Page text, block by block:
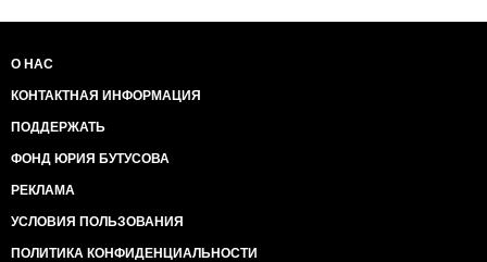
О НАС
КОНТАКТНАЯ ИНФОРМАЦИЯ
ПОДДЕРЖАТЬ
ФОНД ЮРИЯ БУТУСОВА
РЕКЛАМА
УСЛОВИЯ ПОЛЬЗОВАНИЯ
ПОЛИТИКА КОНФИДЕНЦИАЛЬНОСТИ